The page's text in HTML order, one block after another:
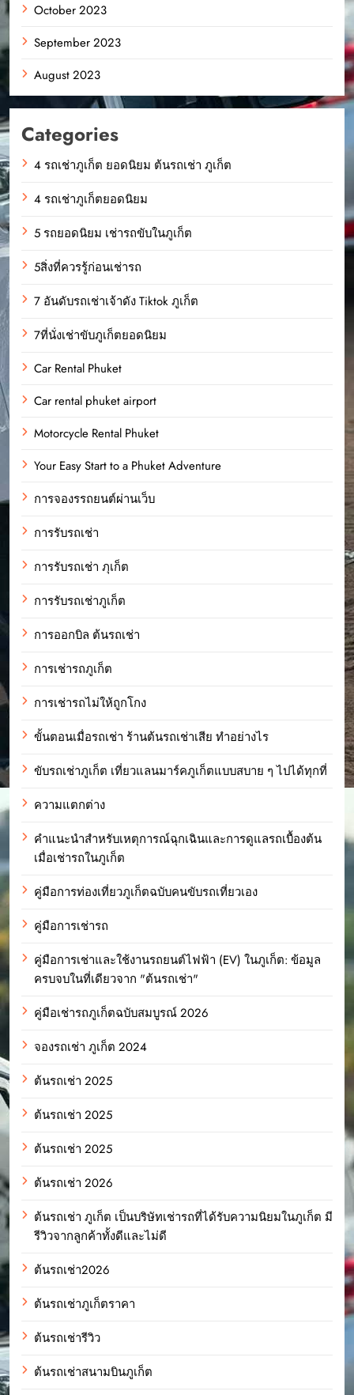
October 2023
September 2023
August 2023
Categories
4 รถเช่าภูเก็ต ยอดนิยม ต้นรถเช่า ภูเก็ต
4 รถเช่าภูเก็ตยอดนิยม
5 รถยอดนิยม เช่ารถขับในภูเก็ต
5สิ่งที่ควรรู้ก่อนเช่ารถ
7 อันดับรถเช่าเจ้าดัง Tiktok ภูเก็ต
7ที่นั่งเช่าขับภูเก็ตยอดนิยม
Car Rental Phuket
Car rental phuket airport
Motorcycle Rental Phuket
Your Easy Start to a Phuket Adventure
การจองรรถยนต์ผ่านเว็บ
การรับรถเช่า
การรับรถเช่า ภุเก็ต
การรับรถเช่าภูเก็ต
การออกบิล ต้นรถเช่า
การเช่ารถภูเก็ต
การเช่ารถไม่ให้ถูกโกง
ขั้นตอนเมื่อรถเช่า ร้านต้นรถเช่าเสีย ทำอย่างไร
ขับรถเช่าภูเก็ต เที่ยวแลนมาร์คภูเก็ตแบบสบาย ๆ ไปได้ทุกที่
ความแตกต่าง
คำแนะนำสำหรับเหตุการณ์ฉุกเฉินและการดูแลรถเบื้องต้น
เมื่อเช่ารถในภูเก็ต
คู่มือการท่องเที่ยวภูเก็ตฉบับคนขับรถเที่ยวเอง
คู่มือการเช่ารถ
คู่มือการเช่าและใช้งานรถยนต์ไฟฟ้า (EV) ในภูเก็ต: ข้อมูล
ครบจบในที่เดียวจาก "ต้นรถเช่า"
คู่มือเช่ารถภูเก็ตฉบับสมบูรณ์ 2026
จองรถเช่า ภูเก็ต 2024
ต้นรถเช่า 2025
ต้นรถเช่า 2025
ต้นรถเช่า 2025
ต้นรถเช่า 2026
ต้นรถเช่า ภูเก็ต เป็นบริษัทเช่ารถที่ได้รับความนิยมในภูเก็ต มี
รีวิวจากลูกค้าทั้งดีและไม่ดี
ต้นรถเช่า2026
ต้นรถเช่าภูเก็ตราคา
ต้นรถเช่ารีวิว
ต้นรถเช่าสนามบินภูเก็ต